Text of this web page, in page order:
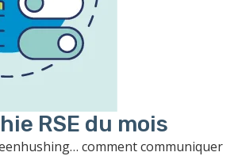
RSE du mois
comment communiquer